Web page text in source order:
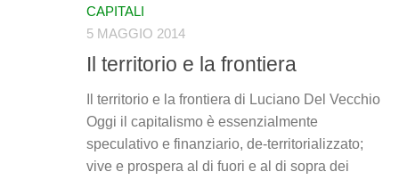
CAPITALI
5 MAGGIO 2014
Il territorio e la frontiera
Il territorio e la frontiera di Luciano Del Vecchio
Oggi il capitalismo è essenzialmente
speculativo e finanziario, de-territorializzato;
vive e prospera al di fuori e al di sopra dei